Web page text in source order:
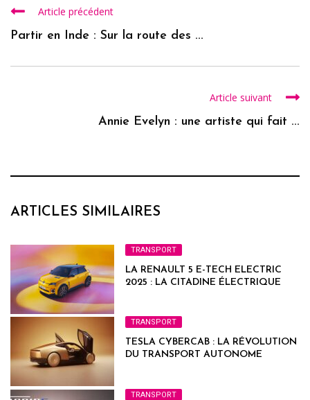
Article précédent
Partir en Inde : Sur la route des ...
Article suivant
Annie Evelyn : une artiste qui fait ...
ARTICLES SIMILAIRES
TRANSPORT
LA RENAULT 5 E-TECH ELECTRIC
2025 : LA CITADINE ÉLECTRIQUE
TRANSPORT
TESLA CYBERCAB : LA RÉVOLUTION
DU TRANSPORT AUTONOME
TRANSPORT